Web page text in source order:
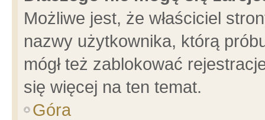
Możliwe jest, że właściciel
nazwy użytkownika, którą
mógł też zablokować
się więcej na ten temat.
Góra